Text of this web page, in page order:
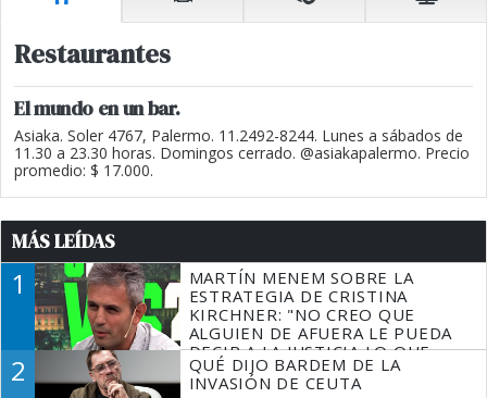
Restaurantes
El mundo en un bar.
Asiaka. Soler 4767, Palermo. 11.2492-8244. Lunes a sábados de
11.30 a 23.30 horas. Domingos cerrado. @asiakapalermo. Precio
promedio: $ 17.000.
MÁS LEÍDAS
1
MARTÍN MENEM SOBRE LA
ESTRATEGIA DE CRISTINA
KIRCHNER: "NO CREO QUE
ALGUIEN DE AFUERA LE PUEDA
DECIR A LA JUSTICIA LO QUE
TIENE QUE HACER"
2
QUÉ DIJO BARDEM DE LA
INVASIÓN DE CEUTA